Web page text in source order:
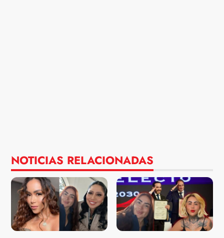
NOTICIAS RELACIONADAS